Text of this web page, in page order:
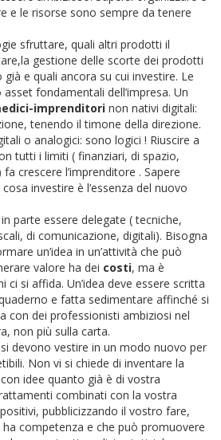
e le risorse sono sempre da tenere
sfruttare, quali altri prodotti il
gestione delle scorte dei prodotti
e quali ancora su cui investire. Le
fondamentali dell’impresa. Un
imprenditori non nativi digitali:
tenendo il timone della direzione.
o analogici: sono logici ! Riuscire a
tutti i limiti ( finanziari, di spazio,
crescere l’imprenditore . Sapere
investire è l’essenza del nuovo
parte essere delegate ( tecniche,
di comunicazione, digitali). Bisogna
un’idea in un’attività che può
valore ha dei costi, ma è
ci si affida. Un’idea deve essere scritta
e fatta sedimentare affinché si
con dei professionisti ambiziosi nel
non più sulla carta.
devono vestire in un modo nuovo per
Non vi si chiede di inventare la
idee quanto già è di vostra
combinati con la vostra
pubblicizzando il vostro fare,
competenza e che può promuovere